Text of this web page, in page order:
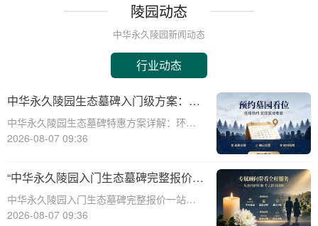
陵园动态
中华永久陵园新闻动态
行业动态
中华永久陵园生态墓碑入门级方案：完
整报价与一站式服务打包特惠解析
中华永久陵园生态墓碑特惠方案详解：环
保、经济、个性化选择☎ 中华永久陵园电
提升，选择一个环保且经济的陵园及墓碑成
为许多家庭的考虑。中华永久陵园，作
2026-08-07 09:36
“中华永久陵园入门生态墓碑完整报价
一站式服务打包特惠详解”
中华永久陵园入门生态墓碑完整报价一站式
服务打包特惠详解☎ 中华永久陵园电话:400-
2026-08-07 09:36